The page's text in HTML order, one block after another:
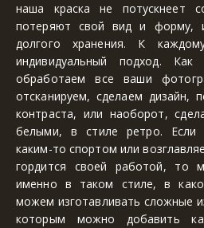
наша краска не потускнеет
потеряют свой вид и форму,
долгого хранения. К
индивидуальный подход.
обработаем все ваши
отсканируем, сделаем дизайн,
контраста, или наоборот,
белыми, в стиле ретро. Если
каким-то спортом или
гордится своей работой, то
именно в таком стиле, в
можем изготавливать сложные
которым можно добавить